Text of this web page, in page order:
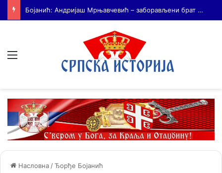
На Дражин дан у Лондону обележено 80. година од мучког убиства генерала Драгољуба Драже Михаиловића
Насловна /Ђорђе Бојанић